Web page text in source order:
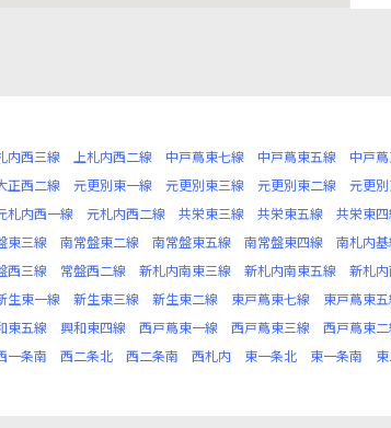
内西三線 上札内西二線 中戸蔦東七線 中戸蔦東五線 中戸
正西二線 元更別東一線 元更別東三線 元更別東二線 元更
札内西一線 元札内西二線 共栄東三線 共栄東五線 共栄東四
東三線 南常盤東二線 南常盤東五線 南常盤東四線 南札内基
西三線 常盤西二線 新札内南東三線 新札内南東五線 新札
生東一線 新生東三線 新生東二線 東戸蔦東七線 東戸蔦東
東五線 興和東四線 西戸蔦東一線 西戸蔦東三線 西戸蔦東二
一条南 西二条北 西二条南 西札内 東一条北 東一条南